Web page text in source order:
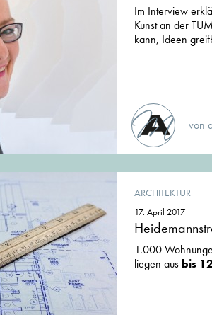
Im Interview
Kunst an der
kann, Ideen
von
ARCHITEKTUR
17. April 2017
1.000
liegen aus bis